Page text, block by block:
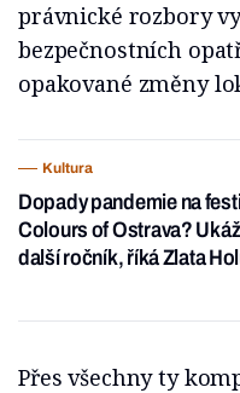
právnické rozbory
bezpečnostních
opakované změny
Kultura
Dopady pandemie na
Colours of Ostrava?
další ročník, říká Zlata
Přes všechny ty